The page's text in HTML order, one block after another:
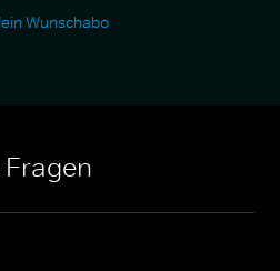
Wunschabo